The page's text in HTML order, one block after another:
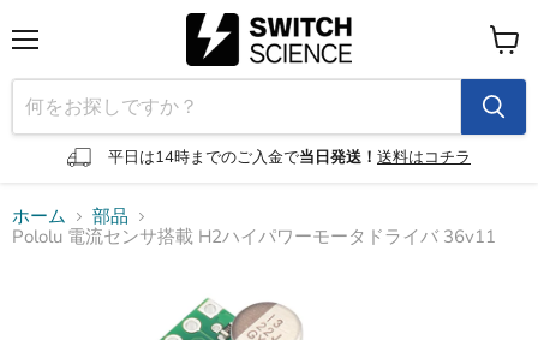
ニ
ュ
ー
平日は14時までのご入金で当日発送！ 送料はコチラ
カ
ー
ト
を
見
ホーム
部品
Pololu 電流センサ搭載 H2ハイパワーモータドライバ 36v11